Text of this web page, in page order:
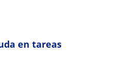
en tareas